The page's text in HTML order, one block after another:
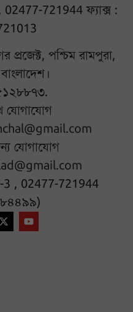
721944 ফ্যাক্স :
পশ্চিম রামপুরা,
যোগাযোগ
যোগাযোগ
, 02477-721944